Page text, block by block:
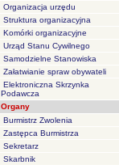
Organizacja urzędu
Struktura organizacyjna
Komórki organizacyjne
Urząd Stanu Cywilnego
Samodzielne Stanowiska
Załatwianie spraw obywateli
Elektroniczna Skrzynka
Podawcza
Organy
Burmistrz Zwolenia
Zastępca Burmistrza
Sekretarz
Skarbnik